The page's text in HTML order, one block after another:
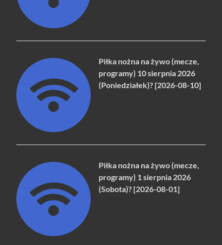
Piłka nożna na żywo (mecze,
programy) 10 sierpnia 2026
(Poniedziałek)? [2026-08-10]
Piłka nożna na żywo (mecze,
programy) 1 sierpnia 2026
(Sobota)? [2026-08-01]